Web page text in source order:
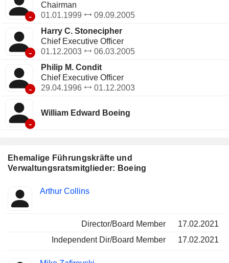
Ehemalige Führungskräfte und
Verwaltungsratsmitglieder: Boeing
Insider
Besetzte
Arthur Collins
Director/Board Member
17.02.2021
Independent Dir/Board Member
17.02.2021
-
Chairman
01.01.1999
09.09.2005
-
Harry C. Stonecipher
Chief Executive Officer
01.12.2003
06.03.2005
-
Philip M. Condit
Chief Executive Officer
29.04.1996
01.12.2003
-
William Edward Boeing